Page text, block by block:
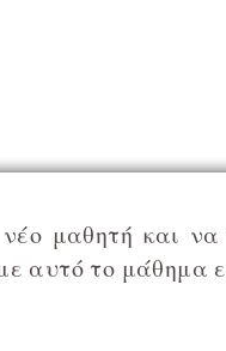
μαθητή και
αυτό το μάθημα